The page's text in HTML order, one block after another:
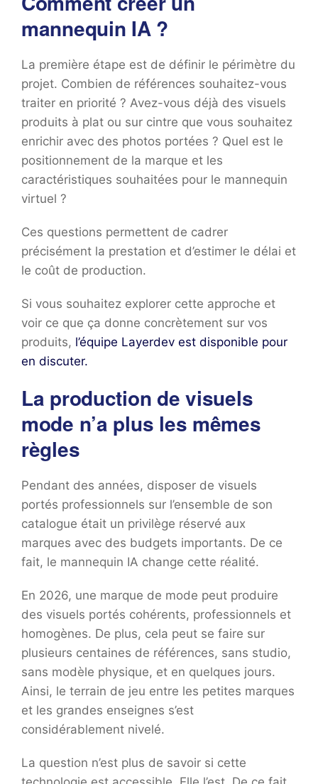
mannequin IA ?
La première étape est de définir le périmètre du
projet. Combien de références souhaitez-vous
traiter en priorité ? Avez-vous déjà des visuels
produits à plat ou sur cintre que vous souhaitez
enrichir avec des photos portées ? Quel est le
positionnement de la marque et les
caractéristiques souhaitées pour le mannequin
virtuel ?
Ces questions permettent de cadrer
précisément la prestation et d’estimer le délai et
le coût de production.
Si vous souhaitez explorer cette approche et
voir ce que ça donne concrètement sur vos
produits, l’équipe Layerdev est disponible pour
en discuter.
La production de visuels
mode n’a plus les mêmes
règles
Pendant des années, disposer de visuels
portés professionnels sur l’ensemble de son
catalogue était un privilège réservé aux
marques avec des budgets importants. De ce
fait, le mannequin IA change cette réalité.
En 2026, une marque de mode peut produire
des visuels portés cohérents, professionnels et
homogènes. De plus, cela peut se faire sur
plusieurs centaines de références, sans studio,
sans modèle physique, et en quelques jours.
Ainsi, le terrain de jeu entre les petites marques
et les grandes enseignes s’est
considérablement nivelé.
La question n’est plus de savoir si cette